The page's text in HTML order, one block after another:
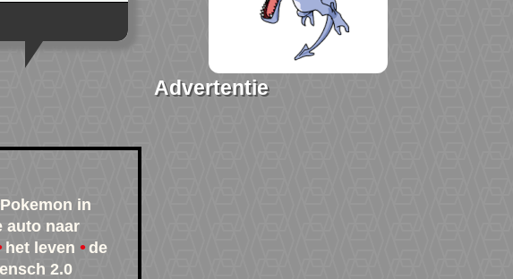
in
auto naar
het leven
de
2.0
Advertentie